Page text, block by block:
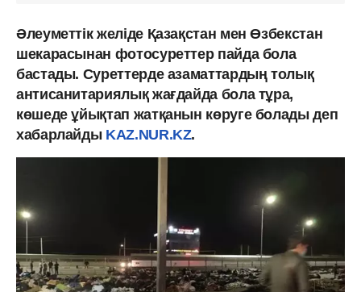
Әлеуметтік желіде Қазақстан мен Өзбекстан
шекарасынан фотосуреттер пайда бола
бастады. Суреттерде азаматтардың толық
антисанитариялық жағдайда бола тұра,
көшеде ұйықтап жатқанын көруге болады деп
хабарлайды KAZ.NUR.KZ.